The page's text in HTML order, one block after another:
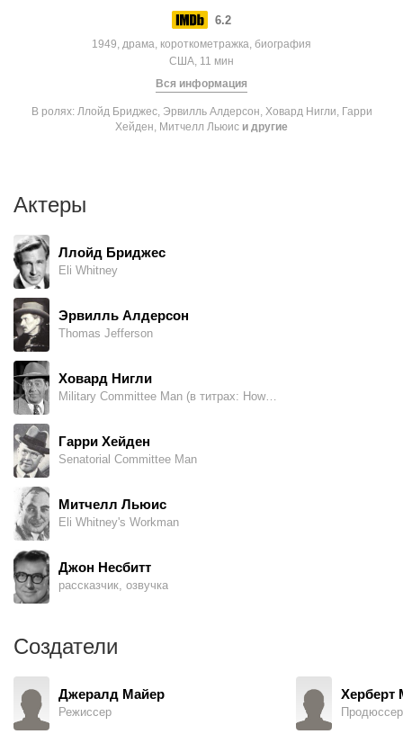
6.2
1949, драма, короткометражка, биография
США, 11 мин
Вся информация
В ролях: Ллойд Бриджес, Эрвилль Алдерсон, Ховард Нигли, Гарри
Хейден, Митчелл Льюис и другие
Актеры
Ллойд Бриджес
Eli Whitney
Эрвилль Алдерсон
Thomas Jefferson
Ховард Нигли
Military Committee Man (в титрах: Howard J. Negley)
Гарри Хейден
Senatorial Committee Man
Митчелл Льюис
Eli Whitney's Workman
Джон Несбитт
рассказчик, озвучка
Создатели
Джералд Майер
Режиссер
Херберт
Продюссер